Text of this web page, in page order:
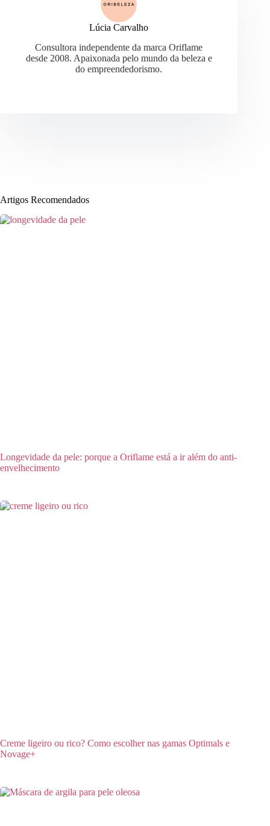
Lúcia Carvalho
Consultora independente da marca Oriflame
desde 2008. Apaixonada pelo mundo da beleza e
do empreendedorismo.
Artigos Recomendados
Longevidade da pele: porque a Oriflame está a ir além do anti-
envelhecimento
Creme ligeiro ou rico? Como escolher nas gamas Optimals e
Novage+